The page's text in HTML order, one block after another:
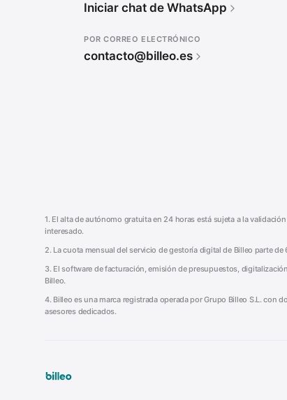
Iniciar chat de WhatsApp
POR CORREO ELECTRÓNICO
contacto@billeo.es
1. El alta de autónomo gratuita en 24 horas está sujeta a la
interesado.
2. La cuota mensual del servicio de gestoría digital de Billeo parte
3. El software de facturación, emisión de presupuestos,
Billeo.
4. Billeo es una marca registrada operada por Grupo Billeo S.L. con
asesores dedicados.